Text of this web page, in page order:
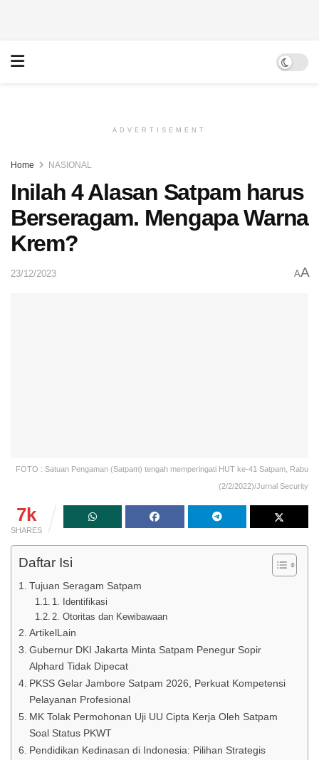
ADVERTISEMENT
Home NASIONAL
Inilah 4 Alasan Satpam harus
Berseragam. Mengapa Warna
Krem?
23/12/2023 AA
FOTO : Satuan Pengaman (Satpam) tengah memperingati HUT ke-41 Satpam, Rabu
(2/2/2022)/Jurnal Security
7k
SHARES
Daftar Isi
Tujuan Seragam Satpam
1. Identifikasi
2. Otoritas dan Kewibawaan
ArtikelLain
Gubernur DKI Jakarta Minta Satpam Penegur Sopir
Alphard Tidak Dipecat
PKSS Gelar Jambore Satpam 2026, Perkuat Kompetensi
Pelayanan Profesional
MK Tolak Permohonan Uji UU Cipta Kerja Oleh Satpam
Soal Status PKWT
Pendidikan Kedinasan di Indonesia: Pilihan Strategis